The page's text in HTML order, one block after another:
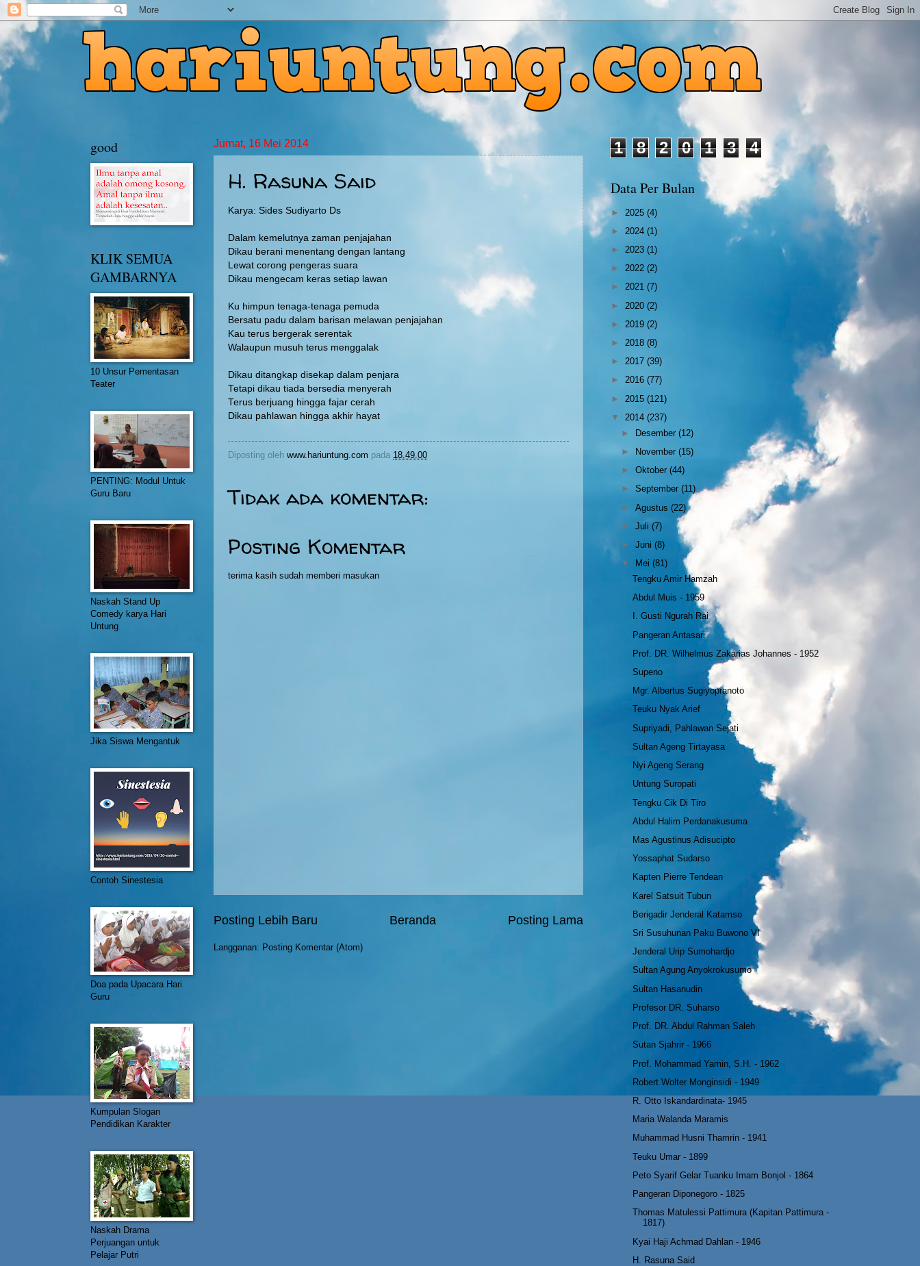
Jumat, 16 Mei 2014
H. Rasuna Said
Karya: Sides Sudiyarto Ds
Dalam kemelutnya zaman penjajahan
Dikau berani menentang dengan lantang
Lewat corong pengeras suara
Dikau mengecam keras setiap lawan
Ku himpun tenaga-tenaga pemuda
Bersatu padu dalam barisan melawan penjajahan
Kau terus bergerak serentak
Walaupun musuh terus menggalak
Dikau ditangkap disekap dalam penjara
Tetapi dikau tiada bersedia menyerah
Terus berjuang hingga fajar cerah
Dikau pahlawan hingga akhir hayat
Diposting oleh www.hariuntung.com pada 18.49.00
Tidak ada komentar:
Posting Komentar
terima kasih sudah memberi masukan
Posting Lebih Baru Posting Lama
Beranda
Langganan: Posting Komentar (Atom)
good
KLIK SEMUA
GAMBARNYA
10 Unsur Pementasan
Teater
PENTING: Modul Untuk
Guru Baru
Naskah Stand Up
Comedy karya Hari
Untung
Jika Siswa Mengantuk
Contoh Sinestesia
Doa pada Upacara Hari
Guru
Kumpulan Slogan
Pendidikan Karakter
Naskah Drama
Perjuangan untuk
Pelajar Putri
1 8 2 0 1 3 4
Data Per Bulan
► 2025 (4)
► 2024 (1)
► 2023 (1)
► 2022 (2)
► 2021 (7)
► 2020 (2)
► 2019 (2)
► 2018 (8)
► 2017 (39)
► 2016 (77)
► 2015 (121)
▼ 2014 (237)
► Desember(12)
►
November(15)
►Oktober(44)
►September(11)
►Agustus(22)
►Juli(7)
►Juni(8)
▼
Mei(81)
Tengku Amir Hamzah
Abdul Muis - 1959
I. Gusti Ngurah Rai
Pangeran Antasari
Prof. DR. Wilhelmus Zakarias Johannes - 1952
Supeno
Mgr. Albertus Sugiyopranoto
Teuku Nyak Arief
Supriyadi, Pahlawan Sejati
Sultan Ageng Tirtayasa
Nyi Ageng Serang
Untung Suropati
Tengku Cik Di Tiro
Abdul Halim Perdanakusuma
Mas Agustinus Adisucipto
Yossaphat Sudarso
Kapten Pierre Tendean
Karel Satsuit Tubun
Berigadir Jenderal Katamso
Sri Susuhunan Paku Buwono VI
Jenderal Urip Sumohardjo
Sultan Agung Anyokrokusumo
Sultan Hasanudin
Profesor DR. Suharso
Prof. DR. Abdul Rahman Saleh
Sutan Sjahrir - 1966
Prof. Mohammad Yamin, S.H. - 1962
Robert Wolter Monginsidi - 1949
R. Otto Iskandardinata- 1945
Maria Walanda Maramis
Muhammad Husni Thamrin - 1941
Teuku Umar - 1899
Peto Syarif Gelar Tuanku Imam Bonjol - 1864
Pangeran Diponegoro - 1825
Thomas Matulessi Pattimura (Kapitan Pattimura -
1817)
Kyai Haji Achmad Dahlan - 1946
H. Rasuna Said